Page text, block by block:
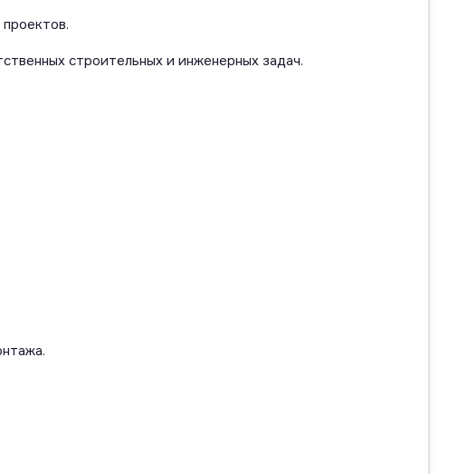
строительных и инженерных задач.